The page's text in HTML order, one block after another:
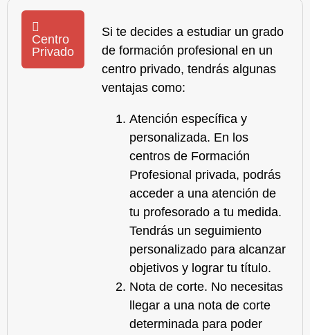
Centro
Privado
Si te decides a estudiar un grado
de formación profesional en un
centro privado, tendrás algunas
ventajas como:
Atención específica y
personalizada. En los
centros de Formación
Profesional privada, podrás
acceder a una atención de
tu profesorado a tu medida.
Tendrás un seguimiento
personalizado para alcanzar
objetivos y lograr tu título.
Nota de corte. No necesitas
llegar a una nota de corte
determinada para poder